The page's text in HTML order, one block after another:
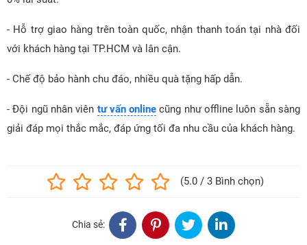
- Hỗ trợ giao hàng trên toàn quốc, nhận thanh toán tại nhà đối
với khách hàng tại TP.HCM và lân cận.
- Chế độ bảo hành chu đáo, nhiều quà tặng hấp dẫn.
- Đội ngũ nhân viên tư vấn online cũng như offline luôn sẵn sàng
giải đáp mọi thắc mắc, đáp ứng tối đa nhu cầu của khách hàng.
(5.0 / 3 Bình chọn)
Chia sẻ: